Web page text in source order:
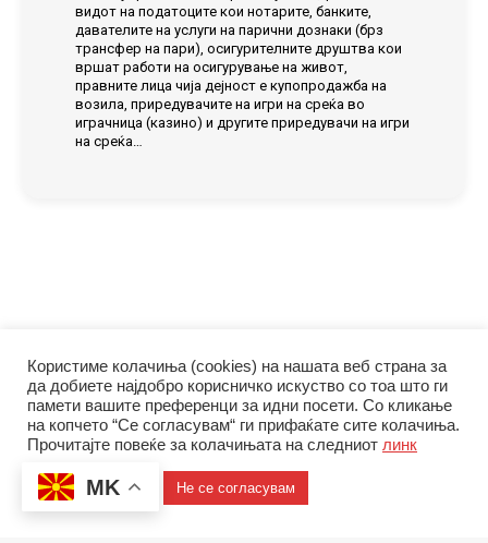
видот на податоците кои нотарите, банките,
давателите на услуги на парични дознаки (брз
трансфер на пари), осигурителните друштва кои
вршат работи на осигурување на живот,
правните лица чија дејност е купопродажба на
возила, приредувачите на игри на среќа во
играчница (казино) и другите приредувачи на игри
на среќа…
© Управа за финансиско разузнавање | 2026
Политика за приватност
Користиме колачиња (cookies) на нашата веб страна за
да добиете најдобро корисничко искуство со тоа што ги
памети вашите преференци за идни посети. Со кликање
на копчето “Се согласувам“ ги прифаќате сите колачиња.
Прочитајте повеќе за колачињата на следниот линк
Се согласувам Не се согласувам
MK